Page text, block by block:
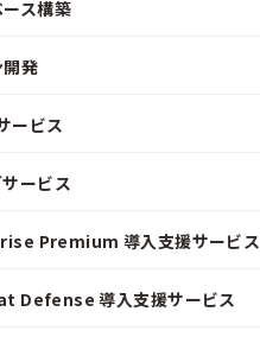
ス構築
発
ービス
ービス
Premium 導入支援サービス
Defense 導入支援サービス